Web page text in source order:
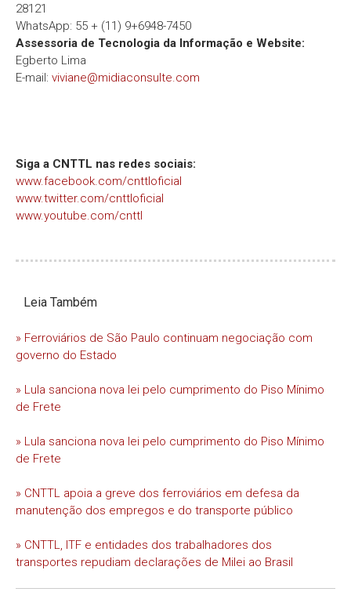
28121
WhatsApp: 55 + (11) 9+6948-7450
Assessoria de Tecnologia da Informação e Website:
Egberto Lima
E-mail: viviane@midiaconsulte.com
Siga a CNTTL nas redes sociais:
www.facebook.com/cnttloficial
www.twitter.com/cnttloficial
www.youtube.com/cnttl
Leia Também
» Ferroviários de São Paulo continuam negociação com
governo do Estado
» Lula sanciona nova lei pelo cumprimento do Piso Mínimo
de Frete
» Lula sanciona nova lei pelo cumprimento do Piso Mínimo
de Frete
» CNTTL apoia a greve dos ferroviários em defesa da
manutenção dos empregos e do transporte público
» CNTTL, ITF e entidades dos trabalhadores dos
transportes repudiam declarações de Milei ao Brasil